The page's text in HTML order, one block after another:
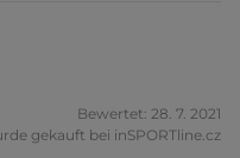
Bewertet: 28. 7. 2021
gekauft bei inSPORTline.cz